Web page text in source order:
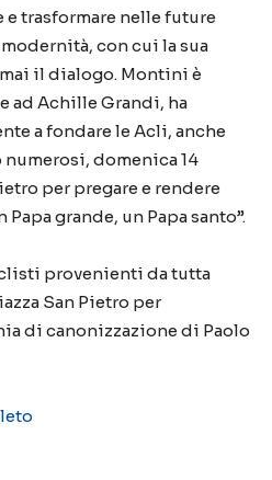
e trasformare nelle future
con cui la sua
il dialogo. Montini è
ad Achille Grandi, ha
a fondare le Acli, anche
domenica 14
per pregare e rendere
grande, un Papa santo”.
provenienti da tutta
San Pietro per
di canonizzazione di Paolo